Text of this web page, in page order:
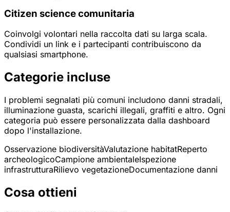
Citizen science comunitaria
Coinvolgi volontari nella raccolta dati su larga scala.
Condividi un link e i partecipanti contribuiscono da
qualsiasi smartphone.
Categorie incluse
I problemi segnalati più comuni includono danni stradali,
illuminazione guasta, scarichi illegali, graffiti e altro. Ogni
categoria può essere personalizzata dalla dashboard
dopo l'installazione.
Osservazione biodiversitàValutazione habitatReperto
archeologicoCampione ambientaleIspezione
infrastrutturaRilievo vegetazioneDocumentazione danni
Cosa ottieni